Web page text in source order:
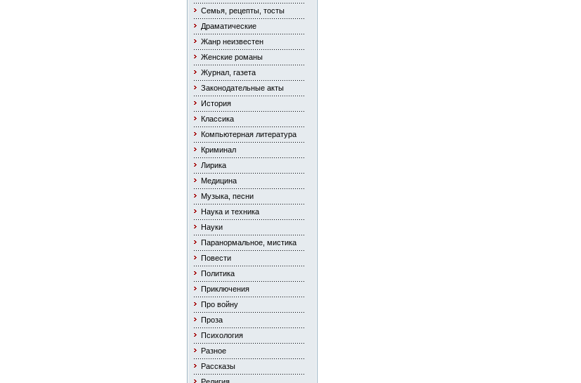
Семья, рецепты, тосты
Драматические
Жанр неизвестен
Женские романы
Журнал, газета
Законодательные акты
История
Классика
Компьютерная литература
Криминал
Лирика
Медицина
Музыка, песни
Наука и техника
Науки
Паранормальное, мистика
Повести
Политика
Приключения
Про войну
Проза
Психология
Разное
Рассказы